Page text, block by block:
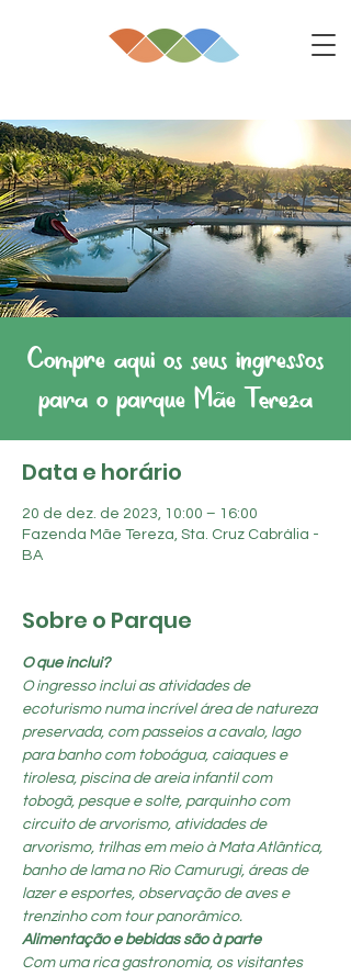
Compre aqui os seus ingressos
para o parque Mãe Tereza
Data e horário
20 de dez. de 2023, 10:00 – 16:00
Fazenda Mãe Tereza, Sta. Cruz Cabrália -
BA
Sobre o Parque
O que inclui?
O ingresso inclui as atividades de
ecoturismo numa incrível área de natureza
preservada, com passeios a cavalo, lago
para banho com toboágua, caiaques e
tirolesa, piscina de areia infantil com
tobogã, pesque e solte, parquinho com
circuito de arvorismo, atividades de
arvorismo, trilhas em meio à Mata Atlântica,
banho de lama no Rio Camurugi, áreas de
lazer e esportes, observação de aves e
trenzinho com tour panorâmico.
Alimentação e bebidas são à parte
Com uma rica gastronomia, os visitantes